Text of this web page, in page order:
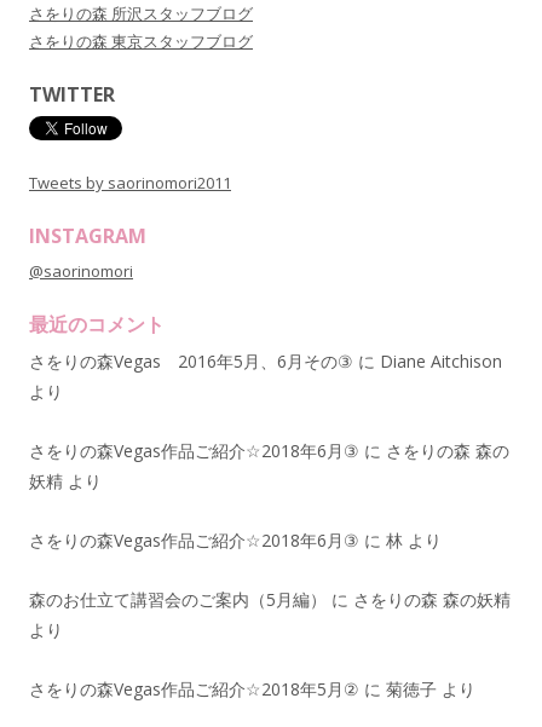
さをりの森 所沢スタッフブログ
さをりの森 東京スタッフブログ
TWITTER
Tweets by saorinomori2011
INSTAGRAM
@saorinomori
最近のコメント
さをりの森Vegas 2016年5月、6月その③ に Diane Aitchison
より
さをりの森Vegas作品ご紹介☆2018年6月③ に さをりの森 森の
妖精 より
さをりの森Vegas作品ご紹介☆2018年6月③ に 林 より
森のお仕立て講習会のご案内（5月編） に さをりの森 森の妖精
より
さをりの森Vegas作品ご紹介☆2018年5月② に 菊徳子 より